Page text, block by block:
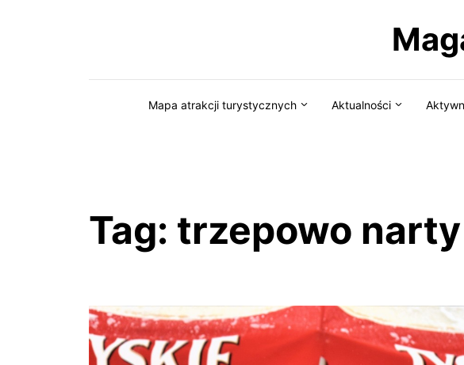
Mapa atrakcji turystycznych Aktualności
Tag: trzepowo narty